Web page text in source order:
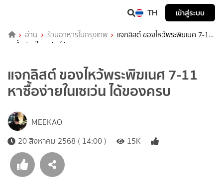
TH เข้าสู่ระบบ
อ่าน ร้านอาหารในกรุงเทพ
แจกลิสต์ ของไหว้พระพิฆเนศ 7-11
หาซื้อง่ายในเซเว่น ได้ของครบ
แจกลิสต์ ของไหว้พระพิฆเนศ 7-11
หาซื้อง่ายในเซเว่น ได้ของครบ
MEEKAO
20 สิงหาคม 2568 ( 14:00 )
15K